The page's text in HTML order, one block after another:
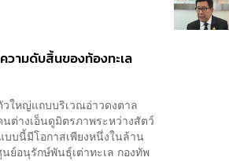
ามดับสิ้นของท้องทะเล
ใหญ่แถบบริเวณอ่าวดงตาล
ต่างเอ็นดูมิตรภาพระหว่างสัตว์
บนี้มีโอกาสเพียงหนึ่งในล้าน
อนุรักษ์พันธุ์เต่าทะเล กองทัพ